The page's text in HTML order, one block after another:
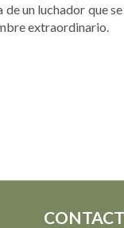
un luchador que
extraordinario.